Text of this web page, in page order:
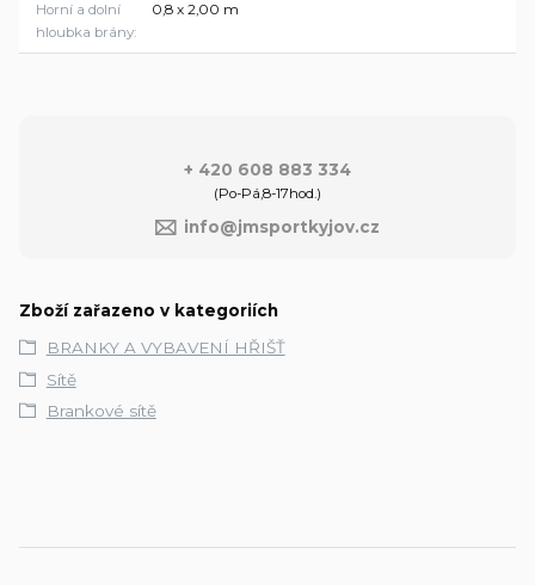
Horní a dolní
hloubka brány
0,8 x 2,00 m
+ 420 608 883 334
(Po-Pá,8-17hod.)
info@jmsportkyjov.cz
Zboží zařazeno v kategoriích
BRANKY A VYBAVENÍ HŘIŠŤ
Sítě
Brankové sítě